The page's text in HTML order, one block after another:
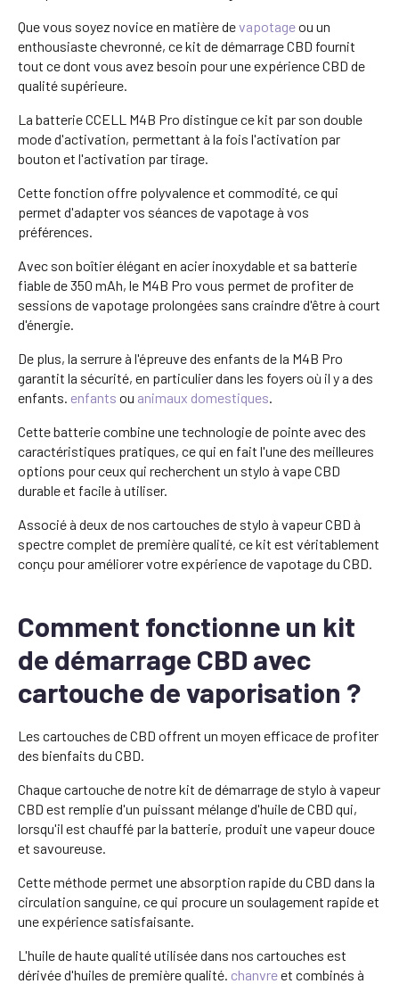
Que vous soyez novice en matière devapotageou un
enthousiaste chevronné, ce kit de démarrage CBD fournit
tout ce dont vous avez besoin pour une expérience CBD de
qualité supérieure.
La batterie CCELL M4B Pro distingue ce kit par son double
mode d'activation, permettant à la fois l'activation par
bouton et l'activation par tirage.
Cette fonction offre polyvalence et commodité, ce qui
permet d'adapter vos séances de vapotage à vos
préférences.
Avec son boîtier élégant en acier inoxydable et sa batterie
fiable de 350 mAh, le M4B Pro vous permet de profiter de
sessions de vapotage prolongées sans craindre d'être à court
d'énergie.
De plus, la serrure à l'épreuve des enfants de la M4B Pro
garantit la sécurité, en particulier dans les foyers où il y a des
enfants. enfants ou animaux domestiques.
Cette batterie combine une technologie de pointe avec des
caractéristiques pratiques, ce qui en fait l'une des meilleures
options pour ceux qui recherchent un stylo à vape CBD
durable et facile à utiliser.
Associé à deux de nos cartouches de stylo à vapeur CBD à
spectre complet de première qualité, ce kit est véritablement
conçu pour améliorer votre expérience de vapotage du CBD.
Comment fonctionne un kit
de démarrage CBD avec
cartouche de vaporisation ?
Les cartouches de CBD offrent un moyen efficace de profiter
des bienfaits du CBD.
Chaque cartouche de notre kit de démarrage de stylo à vapeur
CBD est remplie d'un puissant mélange d'huile de CBD qui,
lorsqu'il est chauffé par la batterie, produit une vapeur douce
et savoureuse.
Cette méthode permet une absorption rapide du CBD dans la
circulation sanguine, ce qui procure un soulagement rapide et
une expérience satisfaisante.
L'huile de haute qualité utilisée dans nos cartouches est
dérivée d'huiles de première qualité. chanvreet combinés à